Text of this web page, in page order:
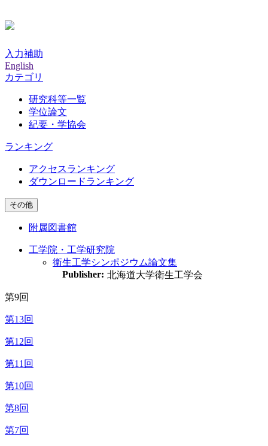
入力補助
English
カテゴリ
研究科等一覧
学位論文
紀要・学協会
ランキング
アクセスランキング
ダウンロードランキング
その他
附属図書館
工学院・工学研究院
衛生工学シンポジウム論文集
Publisher: 北海道大学衛生工学会
第9回
第13回
第12回
第11回
第10回
第8回
第7回